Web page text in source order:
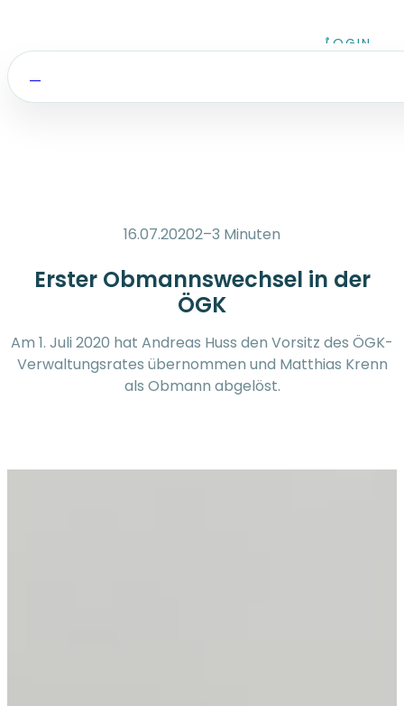
LOGIN
16.07.20202–3 Minuten
Erster Obmannswechsel in der
ÖGK
Am 1. Juli 2020 hat Andreas Huss den Vorsitz des ÖGK-
Verwaltungsrates übernommen und Matthias Krenn
als Obmann abgelöst.